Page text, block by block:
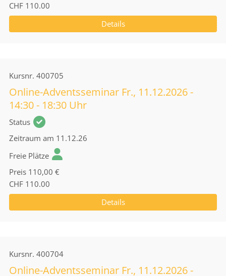
CHF 110.00
Details
Kursnr. 400705
Online-Adventsseminar Fr., 11.12.2026 -
14:30 - 18:30 Uhr
Status
Zeitraum am 11.12.26
Freie Plätze
Preis 110,00 €
CHF 110.00
Details
Kursnr. 400704
Online-Adventsseminar Fr., 11.12.2026 -